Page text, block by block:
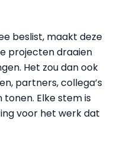
beslist, maakt deze
projecten draaien
Het zou dan ook
partners, collega’s
Elke stem is
voor het werk dat